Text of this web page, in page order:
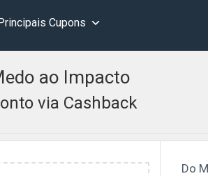
Cupons
ao Impacto
via Cashback
Do